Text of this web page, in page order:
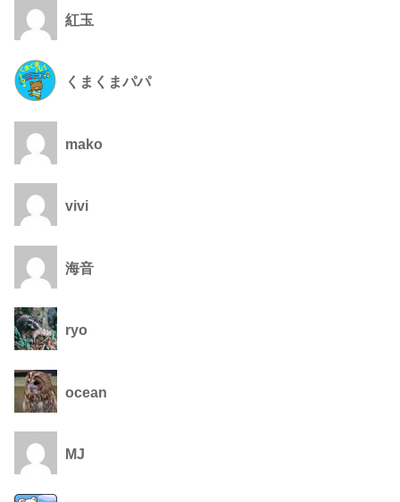
紅玉
くまくまパパ
mako
vivi
海音
ryo
ocean
MJ